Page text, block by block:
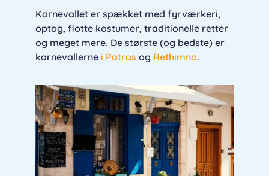
Karnevallet er spækket med fyrværkeri,
optog, flotte kostumer, traditionelle retter
og meget mere. De største (og bedste) er
karnevallerne i Patras og Rethimno.